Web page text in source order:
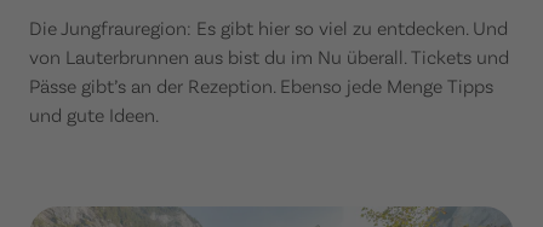
Die Jungfrauregion: Es gibt hier so viel zu entdecken. Und
von Lauterbrunnen aus bist du im Nu überall. Tickets und
Pässe gibt’s an der Rezeption. Ebenso jede Menge Tipps
und gute Ideen.